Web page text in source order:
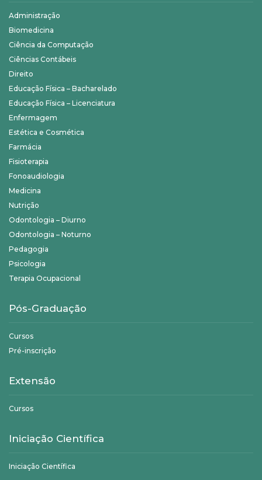
Administração
Biomedicina
Ciência da Computação
Ciências Contábeis
Direito
Educação Física – Bacharelado
Educação Física – Licenciatura
Enfermagem
Estética e Cosmética
Farmácia
Fisioterapia
Fonoaudiologia
Medicina
Nutrição
Odontologia – Diurno
Odontologia – Noturno
Pedagogia
Psicologia
Terapia Ocupacional
Pós-Graduação
Cursos
Pré-inscrição
Extensão
Cursos
Iniciação Científica
Iniciação Científica